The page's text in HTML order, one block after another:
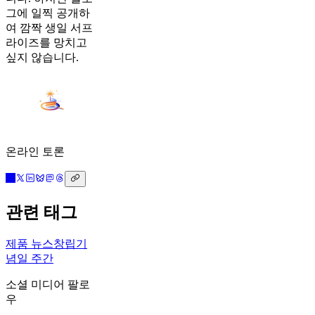
그에 일찍 공개하
여 깜짝 생일 서프
라이즈를 망치고
싶지 않습니다.
온라인 토론
관련 태그
제품 뉴스창립기
념일 주간
소셜 미디어 팔로
우